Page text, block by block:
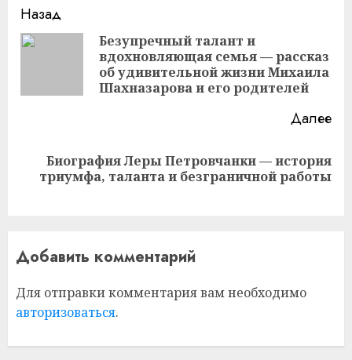
Продолжить
чтение
Назад
Безупречный талант и
вдохновляющая семья — рассказ
об удивительной жизни Михаила
Шахназарова и его родителей
Далее
Следующая
запись:
Биография Леры Петровчанки — история
триумфа, таланта и безграничной работы
Добавить комментарий
Для отправки комментария вам необходимо
авторизоваться.